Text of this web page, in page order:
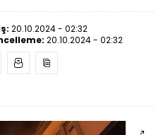
20.10.2024 - 02:32
20.10.2024 - 02:32